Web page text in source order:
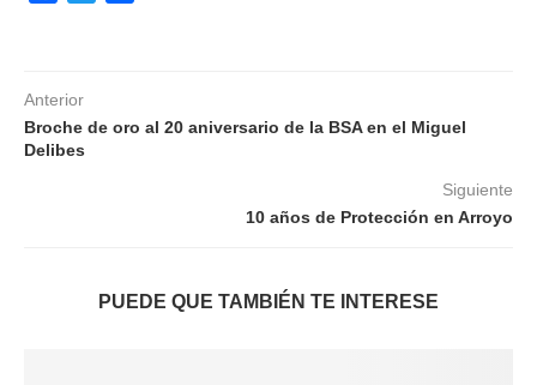
Anterior
Broche de oro al 20 aniversario de la BSA en el Miguel
Delibes
Siguiente
10 años de Protección en Arroyo
PUEDE QUE TAMBIÉN TE INTERESE